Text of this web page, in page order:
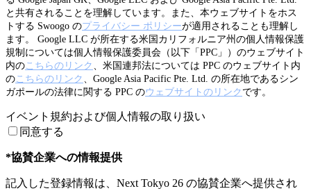
と共有されることを理解しています。また、本ウェブサイトをホス
トする Swoogo のプライバシー ポリシーが適用されることも理解し
ます。 Google LLC が所在する米国カリフォルニア州の個人情報保護
規制については個人情報保護委員会（以下「PPC」）のウェブサイト
内のこちらのリンク 、米国連邦法については PPC のウェブサイト内
のこちらのリンク 、Google Asia Pacific Pte. Ltd. の所在地であるシン
ガポールの法律に関する PPC のウェブサイトのリンク です。
イベント規約および個人情報の取り扱い
同意する
*協賛企業への情報提供
記入した登録情報は、Next Tokyo 26 の協賛企業へ提供され